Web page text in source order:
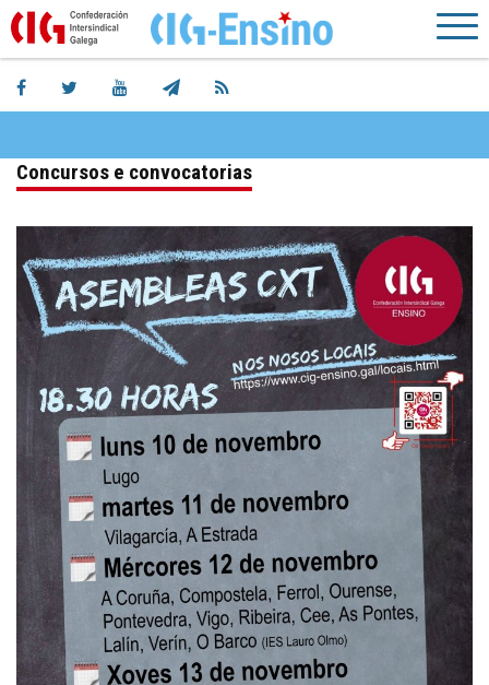
Concursos e convocatorias